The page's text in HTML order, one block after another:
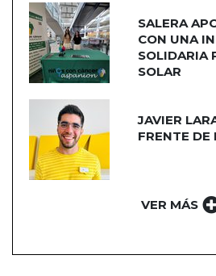
SALERA
CON UNA
SOLIDARIA
SOLAR
JAVIER
FRENTE DE
VER MÁS